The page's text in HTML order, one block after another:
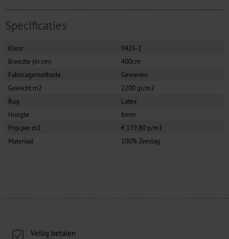
Specificaties
Kleur
9426-2
Breedte (in cm)
400cm
Fabricagemethode
Geweven
Gewicht m2
2200 gr/m2
Rug
Latex
Hoogte
6mm
Prijs per m1
€ 179,80 p/m1
Materiaal
100% Zeeslag
Veilig betalen